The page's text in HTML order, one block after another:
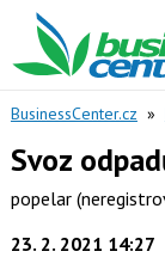
BusinessCenter.cz »
Svoz
popelar
23. 2. 2021 14:27